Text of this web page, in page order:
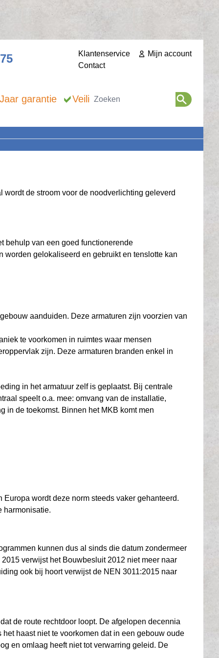
Zoeken
Klantenservice
Mijn account
Contact
garantie Veilig betalen
de stroom voor de noodverlichting geleverd
behulp van een goed functionerende
gelokaliseerd en gebruikt en tenslotte kan
aanduiden. Deze armaturen zijn voorzien van
te voorkomen in ruimtes waar mensen
zijn. Deze armaturen branden enkel in
in het armatuur zelf is geplaatst. Bij centrale
speelt o.a. mee: omvang van de installatie,
in de toekomst. Binnen het MKB komt men
wordt deze norm steeds vaker gehanteerd.
harmonisatie.
kunnen dus al sinds die datum zondermeer
verwijst het Bouwbesluit 2012 niet meer naar
ook bij hoort verwijst de NEN 3011:2015 naar
de route rechtdoor loopt. De afgelopen decennia
haast niet te voorkomen dat in een gebouw oude
en omlaag heeft niet tot verwarring geleid. De